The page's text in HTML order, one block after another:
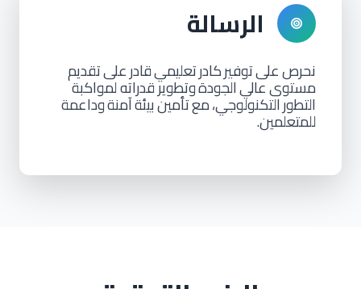
الرسالة
نحرصعلى توفيركادرتعليمي قادرعلى تقديم
مستوىعاليالجودةوتطوير قدراته لمواكبة
التطورالتكنولوجي،معتأمينبيئةآمنةوداعمة
للمتعلمين.